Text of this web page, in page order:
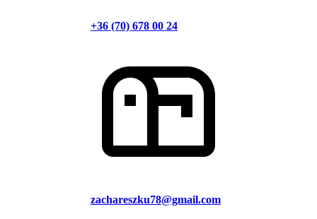
+36 (70) 678 00 24
zachareszku78@gmail.com